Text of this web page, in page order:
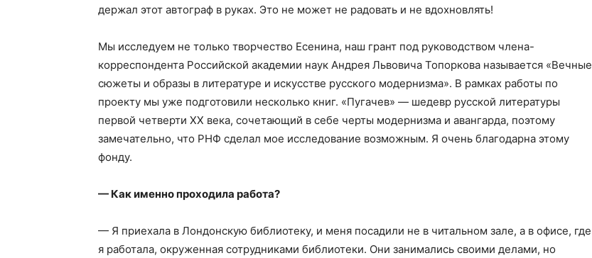
держал этот автограф в руках. Это не может не радовать и не вдохновлять!
Мы исследуем не только творчество Есенина, наш грант под руководством члена-
корреспондента Российской академии наук Андрея Львовича Топоркова называется «Вечные
сюжеты и образы в литературе и искусстве русского модернизма». В рамках работы по
проекту мы уже подготовили несколько книг. «Пугачев» — шедевр русской литературы
первой четверти XX века, сочетающий в себе черты модернизма и авангарда, поэтому
замечательно, что РНФ сделал мое исследование возможным. Я очень благодарна этому
фонду.
— Как именно проходила работа?
— Я приехала в Лондонскую библиотеку, и меня посадили не в читальном зале, а в офисе, где
я работала, окруженная сотрудниками библиотеки. Они занимались своими делами, но